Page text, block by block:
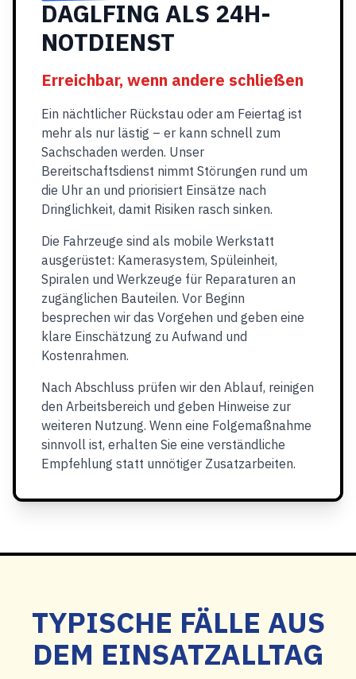
DAGLFING ALS 24H-
NOTDIENST
Erreichbar, wenn andere schließen
Ein nächtlicher Rückstau oder am Feiertag ist
mehr als nur lästig – er kann schnell zum
Sachschaden werden. Unser
Bereitschaftsdienst nimmt Störungen rund um
die Uhr an und priorisiert Einsätze nach
Dringlichkeit, damit Risiken rasch sinken.
Die Fahrzeuge sind als mobile Werkstatt
ausgerüstet: Kamerasystem, Spüleinheit,
Spiralen und Werkzeuge für Reparaturen an
zugänglichen Bauteilen. Vor Beginn
besprechen wir das Vorgehen und geben eine
klare Einschätzung zu Aufwand und
Kostenrahmen.
Nach Abschluss prüfen wir den Ablauf, reinigen
den Arbeitsbereich und geben Hinweise zur
weiteren Nutzung. Wenn eine Folgemaßnahme
sinnvoll ist, erhalten Sie eine verständliche
Empfehlung statt unnötiger Zusatzarbeiten.
TYPISCHE FÄLLE AUS
DEM EINSATZALLTAG